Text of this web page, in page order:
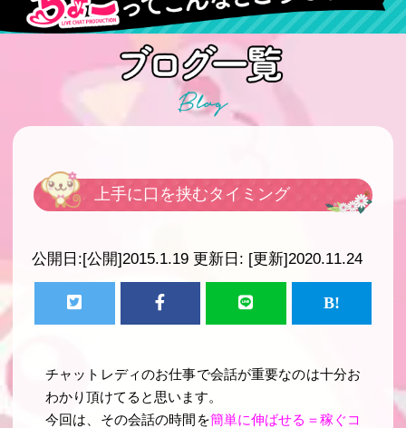
上手に口を挟むタイミング
公開日:[公開]2015.1.19 更新日: [更新]2020.11.24
チャットレディのお仕事で会話が重要なのは十分お
わかり頂けてると思います。
今回は、その会話の時間を簡単に伸ばせる＝稼ぐコ